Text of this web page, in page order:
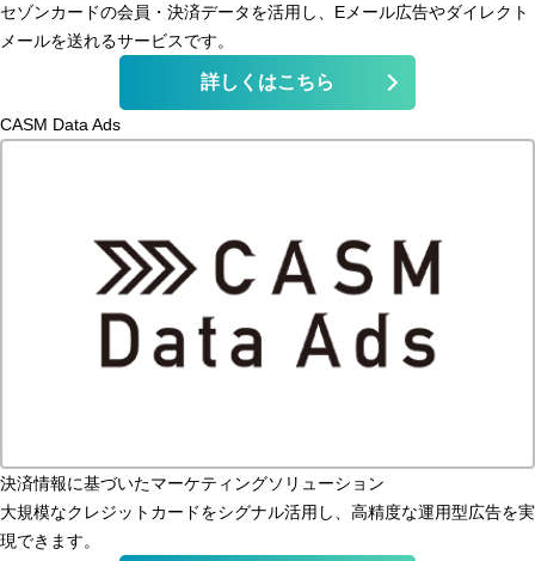
セゾンカードの会員・決済データを活用し、Eメール広告やダイレクト
メールを送れるサービスです。
詳しくはこちら
CASM Data Ads
決済情報に基づいたマーケティングソリューション
大規模なクレジットカードをシグナル活用し、高精度な運用型広告を実
現できます。